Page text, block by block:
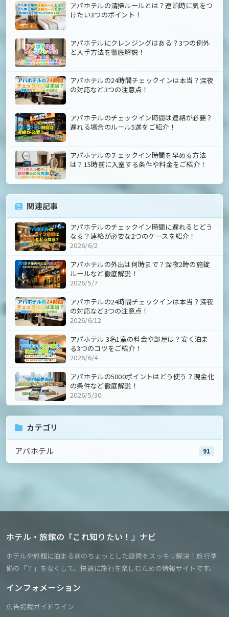
アパホテルの清掃ルールとは？連泊時に気をつ
けたい3つのポイント！
アパホテルにクレンジングはある？3つの例外
と入手方法を徹底解説！
アパホテルの24時間チェックインは本当？深夜
の対応など3つの注意点！
アパホテルのチェックイン時間は連絡が必要？
遅れる場合のルール5選をご紹介！
アパホテルのチェックイン時間を早める方法
は？15時前に入室する条件や料金をご紹介！
関連記事
アパホテルのチェックイン時間に遅れるとどう
なる？連絡が必要な2つのケースを紹介！
2026/6/2
アパホテルの外出は何時まで？深夜2時の施錠
ルールなど徹底解説！
2026/5/7
アパホテルの24時間チェックインは本当？深夜
の対応など3つの注意点！
2026/6/12
アパホテル 3名1室の料金や部屋は？安く泊ま
る3つのコツをご紹介！
2026/6/4
アパホテルの5000ポイントはどう使う？現金化
の条件など徹底解説！
2026/5/30
カテゴリ
アパホテル 91
ホテル・旅館の『これ知りたい！』ナビ
ホテルや旅館に泊まる前のちょっとした疑問をスッキリ解決！旅行準
備の「？」をなくして、快適に旅行を楽しむための情報サイトです。
インフォメーション
広告掲載ガイドライン